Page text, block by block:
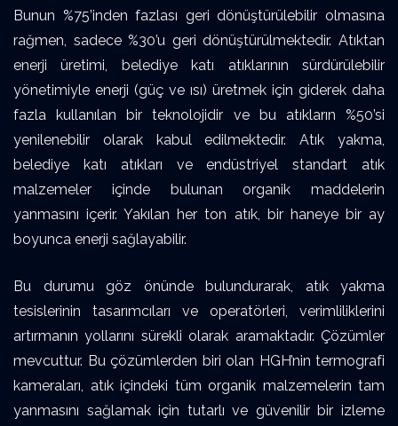
Bunun %75’inden fazlası geri dönüştürülebilir olmasına
rağmen, sadece %30’u geri dönüştürülmektedir. Atıktan
enerji üretimi, belediye katı atıklarının sürdürülebilir
yönetimiyle enerji (güç ve ısı) üretmek için giderek daha
fazla kullanılan bir teknolojidir ve bu atıkların %50’si
yenilenebilir olarak kabul edilmektedir. Atık yakma,
belediye katı atıkları ve endüstriyel standart atık
malzemeler içinde bulunan organik maddelerin
yanmasını içerir. Yakılan her ton atık, bir haneye bir ay
boyunca enerji sağlayabilir.
Bu durumu göz önünde bulundurarak, atık yakma
tesislerinin tasarımcıları ve operatörleri, verimliliklerini
artırmanın yollarını sürekli olarak aramaktadır. Çözümler
mevcuttur. Bu çözümlerden biri olan HGH’nin termografi
kameraları, atık içindeki tüm organik malzemelerin tam
yanmasını sağlamak için tutarlı ve güvenilir bir izleme